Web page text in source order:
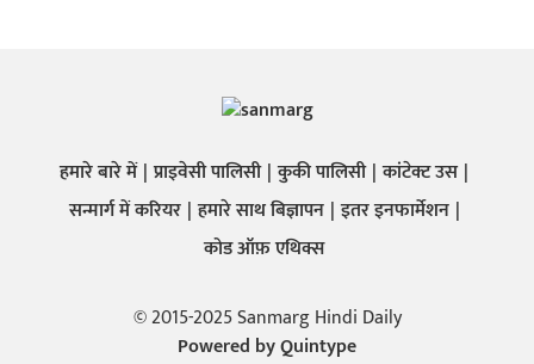
हमारे बारे में प्राइवेसी पालिसी कुकी पालिसी कांटेक्ट उस
सन्मार्ग में करियर हमारे साथ बिज्ञापन इतर इनफार्मेशन
कोड ऑफ़ एथिक्स
© 2015-2025 Sanmarg Hindi Daily
Powered byQuintype